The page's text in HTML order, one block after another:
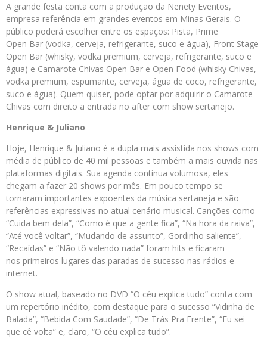
A grande festa conta com a produção da Nenety Eventos,
empresa referência em grandes eventos em Minas Gerais. O
público poderá escolher entre os espaços: Pista, Prime
Open Bar (vodka, cerveja, refrigerante, suco e água), Front Stage
Open Bar (whisky, vodka premium, cerveja, refrigerante, suco e
água) e Camarote Chivas Open Bar e Open Food (whisky Chivas,
vodka premium, espumante, cerveja, água de coco, refrigerante,
suco e água). Quem quiser, pode optar por adquirir o Camarote
Chivas com direito a entrada no after com show sertanejo.
Henrique & Juliano
Hoje, Henrique & Juliano é a dupla mais assistida nos shows com
média de público de 40 mil pessoas e também a mais ouvida nas
plataformas digitais. Sua agenda continua volumosa, eles
chegam a fazer 20 shows por mês. Em pouco tempo se
tornaram importantes expoentes da música sertaneja e são
referências expressivas no atual cenário musical. Canções como
“Cuida bem dela”, “Como é que a gente fica”, “Na hora da raiva”,
“Até você voltar”, “Mudando de assunto”, Gordinho saliente”,
“Recaídas” e “Não tô valendo nada” foram hits e ficaram
nos primeiros lugares das paradas de sucesso nas rádios e
internet.
O show atual, baseado no DVD “O céu explica tudo” conta com
um repertório inédito, com destaque para o sucesso “Vidinha de
Balada”, “Bebida Com Saudade”, “De Trás Pra Frente”, “Eu sei
que cê volta” e, claro, “O céu explica tudo”.